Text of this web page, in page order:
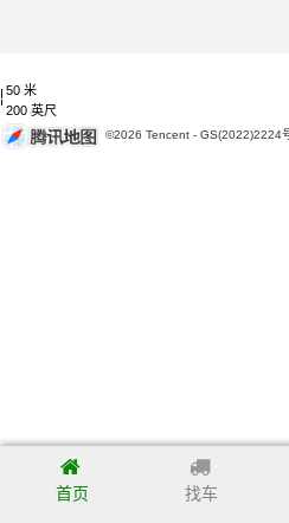
50 米
200 英尺
©2026 Tencent - GS(2022)2224
首页 找车